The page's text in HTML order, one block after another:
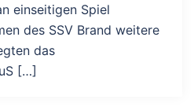
einseitigen Spiel
des SSV Brand weitere
das
[…]